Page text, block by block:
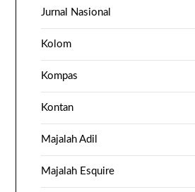
Jurnal Nasional
Kolom
Kompas
Kontan
Majalah Adil
Majalah Esquire